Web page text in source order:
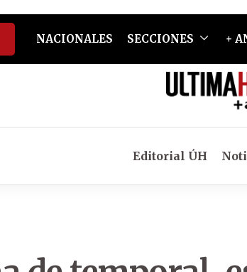
NACIONALES SECCIONES +
Editorial ÚH